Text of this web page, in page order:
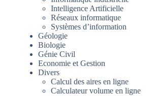
Intelligence Artificielle
Réseaux informatique
Systèmes d’information
Géologie
Biologie
Génie Civil
Economie et Gestion
Divers
Calcul des aires en ligne
Calculateur volume en ligne